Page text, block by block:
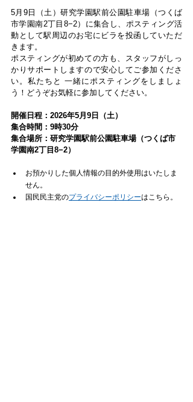
5月9日（土）研究学園駅前公園駐車場（つくば
市学園南2丁目8−2）に集合し、ポスティング活
動として駅周辺のお宅にビラを投函していただ
きます。
ポスティングが初めての方も、スタッフがしっ
かりサポートしますので安心してご参加くださ
い。私たちと 一緒にポスティングをしましょ
う！どうぞお気軽に参加してください。
開催日程：2026年5月9日（土）
集合時間：9時30分
集合場所：研究学園駅前公園駐車場（つくば市
学園南2丁目8−2）
お預かりした個人情報の目的外使用はいたしま
せん。
国民民主党のプライバシーポリシーはこちら。